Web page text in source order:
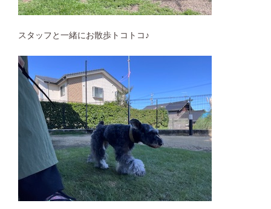
スタッフと一緒にお散歩トコトコ♪